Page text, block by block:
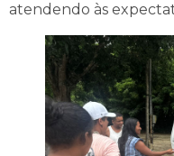
atendendo às